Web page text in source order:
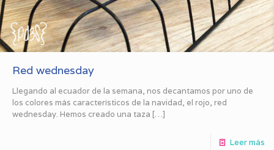
Red wednesday
Llegando al ecuador de la semana, nos decantamos por uno de
los colores más característicos de la navidad, el rojo, red
wednesday. Hemos creado una taza […]
Leer más